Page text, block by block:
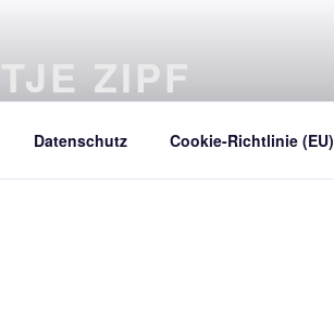
ZIPF
Datenschutz Cookie-Richtlinie (EU)